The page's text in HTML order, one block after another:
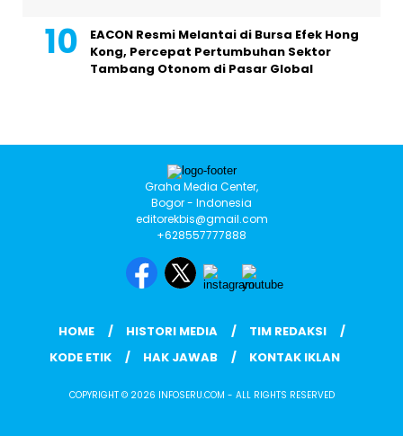
EACON Resmi Melantai di Bursa Efek Hong
Kong, Percepat Pertumbuhan Sektor
Tambang Otonom di Pasar Global
Graha Media Center,
Bogor - Indonesia
editorekbis@gmail.com
+628557777888
HOME HISTORI MEDIA
TIM REDAKSI
KODE ETIK
HAK JAWAB KONTAK IKLAN
COPYRIGHT © 2026 INFOSERU.COM - ALL RIGHTS RESERVED